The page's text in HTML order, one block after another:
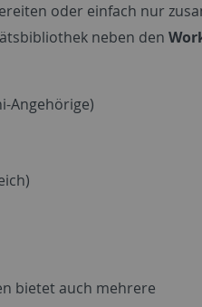
oder einfach nur
neben den
Angehörige)
bietet auch mehrere